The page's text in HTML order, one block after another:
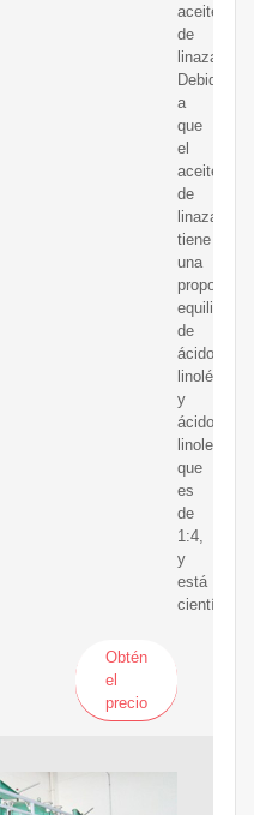
aceite
de
linaza.
Debido
a
que
el
aceite
de
linaza
tiene
una
proporción
equilibrada
de
ácido
linolénico
y
ácido
linoleico,
que
es
de
1:4,
y
está
Obtén
el
precio